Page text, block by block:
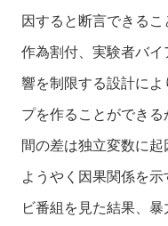
因すると断言できる
作為割付、実験者バ
響を制限する設計に
プを作ることができ
間の差は独立変数に
ようやく因果関係を
ビ番組を見た結果、